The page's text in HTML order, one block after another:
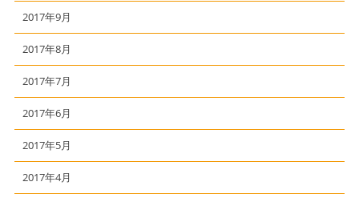
2017年9月
2017年8月
2017年7月
2017年6月
2017年5月
2017年4月